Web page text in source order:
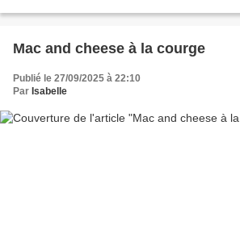
Mac and cheese à la courge
Publié le 27/09/2025 à 22:10
Par Isabelle